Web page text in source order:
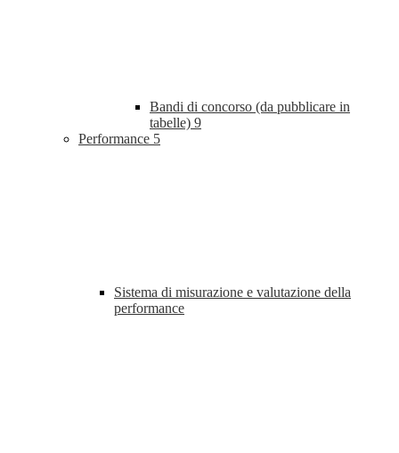
Bandi di concorso (da pubblicare in
tabelle) 9
Performance 5
Sistema di misurazione e valutazione della
performance